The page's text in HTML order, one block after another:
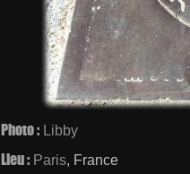
Photo : Libby
Lieu : Paris, France